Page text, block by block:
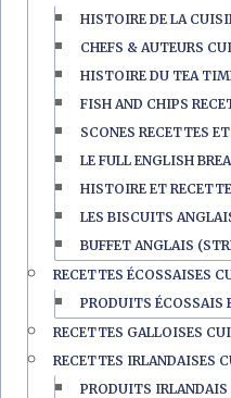
HISTOIRE DE LA
CHEFS & AUTEURS
HISTOIRE DU TEA
FISH AND CHIPS
SCONES RECETTES
LE FULL ENGLISH
HISTOIRE ET
LES BISCUITS
BUFFET ANGLAIS
RECETTES ÉCOSSAISES
PRODUITS ÉCOSSAIS
RECETTES GALLOISES
RECETTES IRLANDAISES
PRODUITS IRLANDAIS